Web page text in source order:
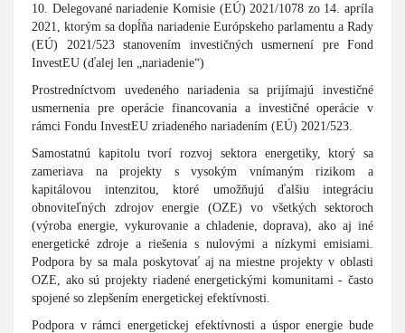
10. Delegované nariadenie Komisie (EÚ) 2021/1078 zo 14. apríla
2021, ktorým sa dopĺňa nariadenie Európskeho parlamentu a Rady
(EÚ) 2021/523 stanovením investičných usmernení pre Fond
InvestEU (ďalej len „nariadenie“)
Prostredníctvom uvedeného nariadenia sa prijímajú investičné
usmernenia pre operácie financovania a investičné operácie v
rámci Fondu InvestEU zriadeného nariadením (EÚ) 2021/523.
Samostatnú kapitolu tvorí rozvoj sektora energetiky, ktorý sa
zameriava na projekty s vysokým vnímaným rizikom a
kapitálovou intenzitou, ktoré umožňujú ďalšiu integráciu
obnoviteľných zdrojov energie (OZE) vo všetkých sektoroch
(výroba energie, vykurovanie a chladenie, doprava), ako aj iné
energetické zdroje a riešenia s nulovými a nízkymi emisiami.
Podpora by sa mala poskytovať aj na miestne projekty v oblasti
OZE, ako sú projekty riadené energetickými komunitami - často
spojené so zlepšením energetickej efektívnosti.
Podpora v rámci energetickej efektívnosti a úspor energie bude